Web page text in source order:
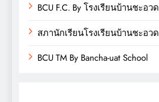
BCU F.C. By โรงเรียนบ้านชะอวด
สภานักเรียนโรงเรียนบ้านชะอวด
BCU TM By Bancha-uat School